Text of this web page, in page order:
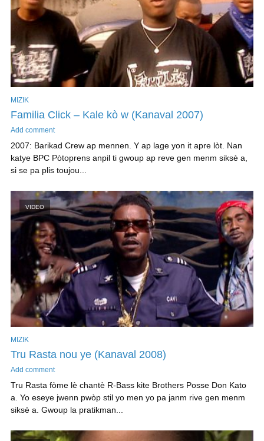
MIZIK
Familia Click – Kale kò w (Kanaval 2007)
Add comment
2007: Barikad Crew ap mennen. Y ap lage yon it apre lòt. Nan
katye BPC Pòtoprens anpil ti gwoup ap reve gen menm siksè a,
si se pa plis toujou...
VIDEO
MIZIK
Tru Rasta nou ye (Kanaval 2008)
Add comment
Tru Rasta fòme lè chantè R-Bass kite Brothers Posse Don Kato
a. Yo eseye jwenn pwòp stil yo men yo pa janm rive gen menm
siksè a. Gwoup la pratikman...